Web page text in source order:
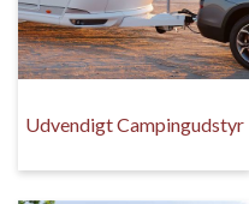
Udvendigt Campingudstyr